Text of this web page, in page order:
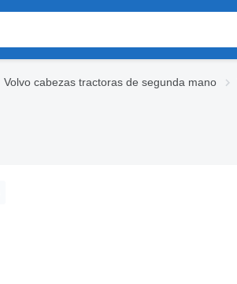
Volvo cabezas tractoras de segunda mano